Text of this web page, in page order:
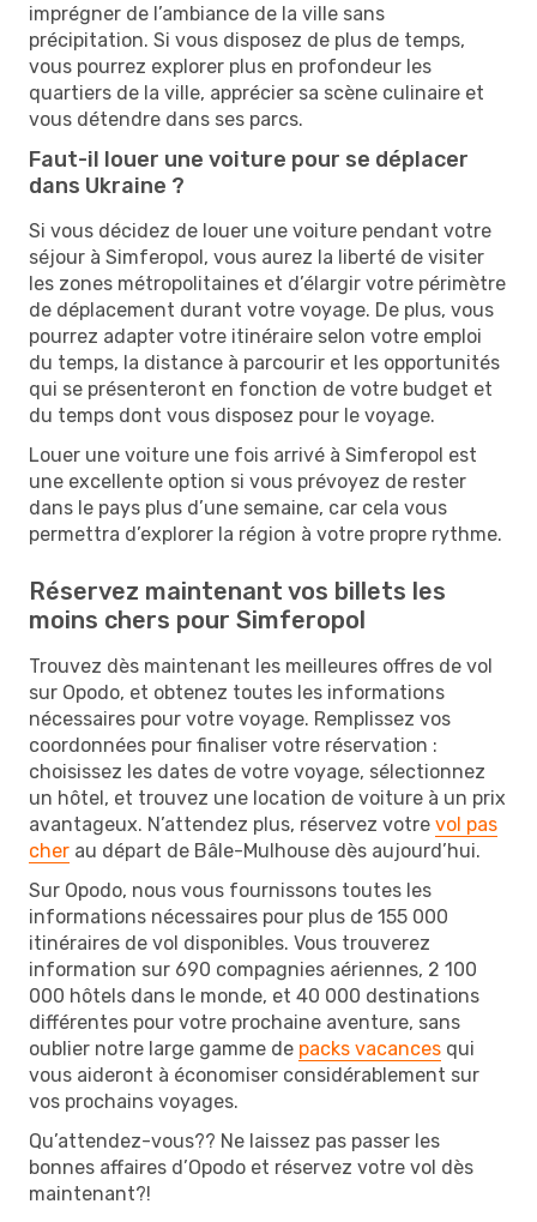
imprégner de l’ambiance de la ville sans
précipitation. Si vous disposez de plus de temps,
vous pourrez explorer plus en profondeur les
quartiers de la ville, apprécier sa scène culinaire et
vous détendre dans ses parcs.
Faut-il louer une voiture pour se déplacer
dans Ukraine ?
Si vous décidez de louer une voiture pendant votre
séjour à Simferopol, vous aurez la liberté de visiter
les zones métropolitaines et d’élargir votre périmètre
de déplacement durant votre voyage. De plus, vous
pourrez adapter votre itinéraire selon votre emploi
du temps, la distance à parcourir et les opportunités
qui se présenteront en fonction de votre budget et
du temps dont vous disposez pour le voyage.
Louer une voiture une fois arrivé à Simferopol est
une excellente option si vous prévoyez de rester
dans le pays plus d’une semaine, car cela vous
permettra d’explorer la région à votre propre rythme.
Réservez maintenant vos billets les
moins chers pour Simferopol
Trouvez dès maintenant les meilleures offres de vol
sur Opodo, et obtenez toutes les informations
nécessaires pour votre voyage. Remplissez vos
coordonnées pour finaliser votre réservation :
choisissez les dates de votre voyage, sélectionnez
un hôtel, et trouvez une location de voiture à un prix
avantageux. N’attendez plus, réservez votre vol pas
cher au départ de Bâle-Mulhouse dès aujourd’hui.
Sur Opodo, nous vous fournissons toutes les
informations nécessaires pour plus de 155 000
itinéraires de vol disponibles. Vous trouverez
information sur 690 compagnies aériennes, 2 100
000 hôtels dans le monde, et 40 000 destinations
différentes pour votre prochaine aventure, sans
oublier notre large gamme de packs vacances qui
vous aideront à économiser considérablement sur
vos prochains voyages.
Qu’attendez-vous?? Ne laissez pas passer les
bonnes affaires d’Opodo et réservez votre vol dès
maintenant?!